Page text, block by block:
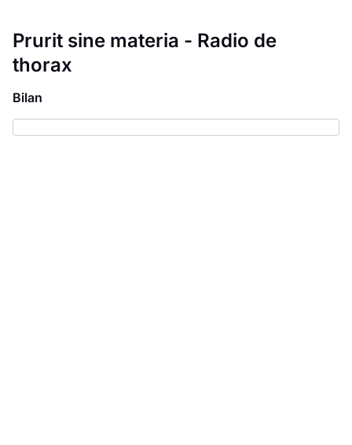
Prurit sine materia - Radio de
thorax
Bilan